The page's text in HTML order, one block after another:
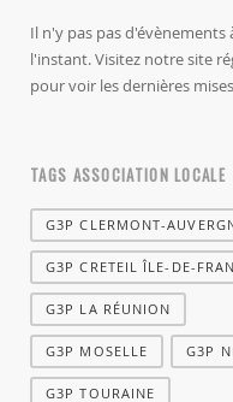
Il n'y pas pas d'évènements
l'instant. Visitez notre site
pour voir les dernières
TAGS ASSOCIATION LOCALE
G3P CLERMONT-
G3P CRETEIL ÎLE-DE-
G3P LA RÉUNION
G3P MOSELLE G3P
G3P TOURAINE